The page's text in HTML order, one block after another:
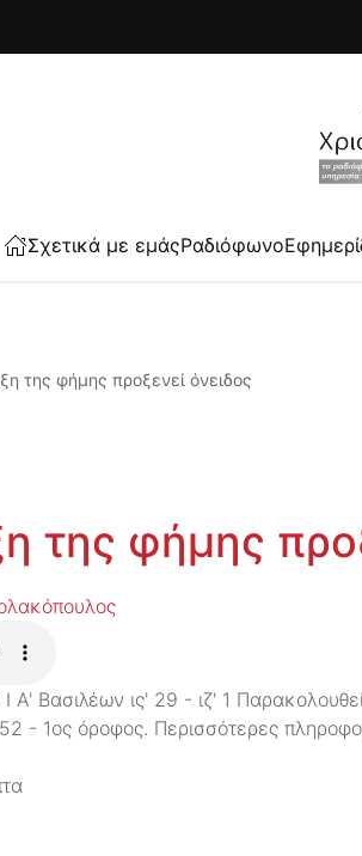
Σχετικά με εμάςΡαδιόφωνο
της φήμης προξενεί όνειδος
της φήμης
Α' Βασιλέων ις' 29 - ιζ' 1
- 1ος όροφος. Περισσότερες